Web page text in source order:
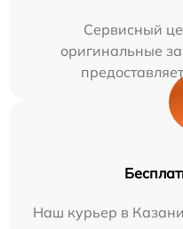
Сервисный
оригинальные
Наш курьер в